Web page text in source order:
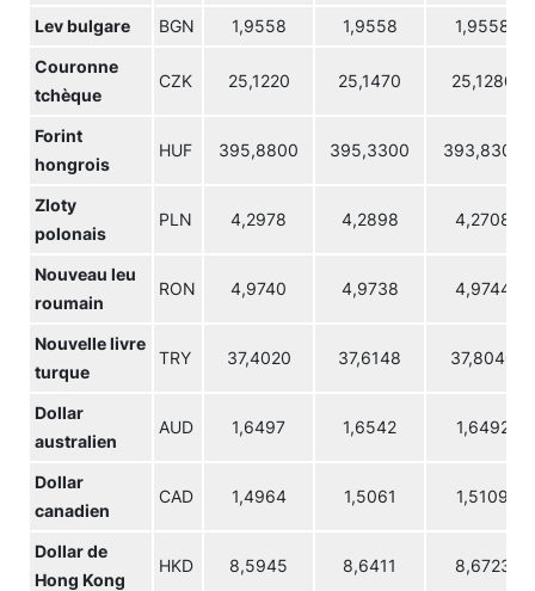
Lev bulgare BGN 1,9558 1,9558 1,9558
Couronne
tchèque
CZK 25,1220 25,1470 25,1280
Forint
hongrois
HUF 395,8800 395,3300 393,8300
Zloty
polonais
PLN 4,2978 4,2898 4,2708
Nouveau leu
roumain
RON 4,9740 4,9738 4,9744
Nouvelle livre
turque
TRY 37,4020 37,6148 37,8040
Dollar
australien
AUD 1,6497 1,6542 1,6492
Dollar
canadien
CAD 1,4964 1,5061 1,5109
Dollar de
Hong Kong
HKD 8,5945 8,6411 8,6723